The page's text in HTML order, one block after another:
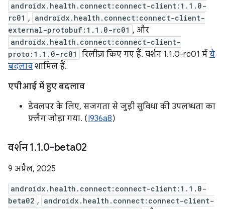
androidx.health.connect:connect-client:1.1.0-
rc01 , androidx.health.connect:connect-client-
external-protobuf:1.1.0-rc01 , और
androidx.health.connect:connect-client-
proto:1.1.0-rc01
रिलीज़ किए गए हैं. वर्शन 1.1.0-rc01 में ये
बदलाव शामिल हैं.
एपीआई में हुए बदलाव
डेवलपर के लिए, सजगता से जुड़ी सुविधा की उपलब्धता का
फ़्लैग जोड़ा गया. (I936a8)
वर्शन 1.1.0-beta02
9 अप्रैल, 2025
androidx.health.connect:connect-client:1.1.0-
beta02 , androidx.health.connect:connect-client-